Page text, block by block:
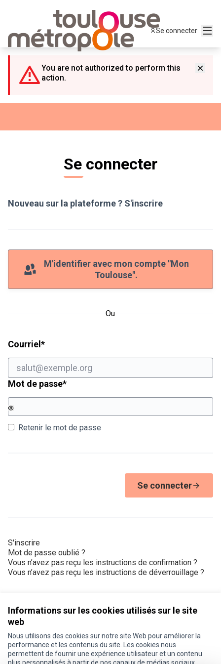
Informations sur les cookies utilisés sur le site
web
Nous utilisons des cookies sur notre site Web pour améliorer la
performance et les contenus du site. Les cookies nous
permettent de fournir une expérience utilisateur et un contenu
Se connecter
You are not authorized to perform this
action.
Se connecter
Nouveau sur la plateforme ? S'inscrire
M'identifier avec mon compte "Mon
Toulouse".
Ou
Courriel *Champ obligatoire
Mot de passe*Champ obligatoire
Retenir le mot de passe
Se connecter
S'inscrire
Mot de passe oublié ?
Vous n’avez pas reçu les instructions de confirmation ?
Vous n’avez pas reçu les instructions de déverrouillage ?
Conditions d'utilisation
Paramètres des cookies
Je participe ! sur X
Je participe ! sur Facebook
Je participe ! sur Instagram